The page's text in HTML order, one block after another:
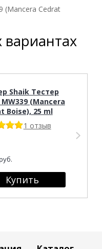
(Mancera Cedrat
вариантах
Shaik Тестер
(Mancera
Boise), 25 ml
1 отзыв